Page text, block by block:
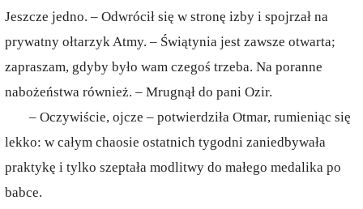
Jeszcze jedno. – Odwrócił się w stronę izby i spojrzał na
prywatny ołtarzyk Atmy. – Świątynia jest zawsze otwarta;
zapraszam, gdyby było wam czegoś trzeba. Na poranne
nabożeństwa również. – Mrugnął do pani Ozir.
– Oczywiście, ojcze – potwierdziła Otmar, rumieniąc się
lekko: w całym chaosie ostatnich tygodni zaniedbywała
praktykę i tylko szeptała modlitwy do małego medalika po
babce.